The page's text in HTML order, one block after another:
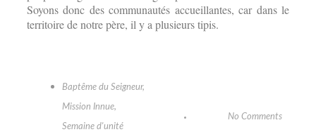
Soyons donc des communautés accueillantes, car dans le
territoire de notre père, il y a plusieurs tipis.
Baptême du Seigneur,
Mission Innue,
Semaine d'unité
No Comments